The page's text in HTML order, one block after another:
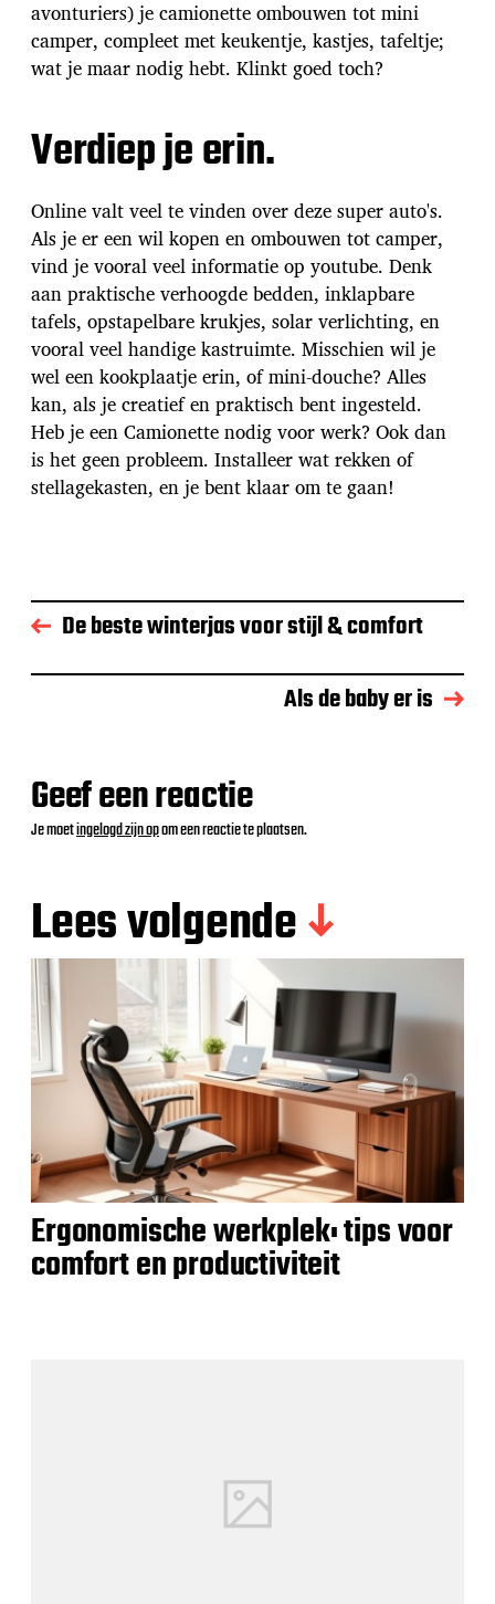
avonturiers) je camionette ombouwen tot mini
camper, compleet met keukentje, kastjes, tafeltje;
wat je maar nodig hebt. Klinkt goed toch?
Verdiep je erin.
Online valt veel te vinden over deze super auto's.
Als je er een wil kopen en ombouwen tot camper,
vind je vooral veel informatie op youtube. Denk
aan praktische verhoogde bedden, inklapbare
tafels, opstapelbare krukjes, solar verlichting, en
vooral veel handige kastruimte. Misschien wil je
wel een kookplaatje erin, of mini-douche? Alles
kan, als je creatief en praktisch bent ingesteld.
Heb je een Camionette nodig voor werk? Ook dan
is het geen probleem. Installeer wat rekken of
stellagekasten, en je bent klaar om te gaan!
De beste winterjas voor stijl & comfort
Als de baby er is
Geef een reactie
Je moetingelogd zijn opom een reactie te plaatsen.
Lees volgende
Ergonomische werkplek: tips voor
comfort en productiviteit